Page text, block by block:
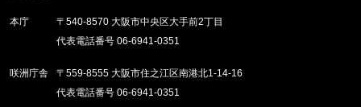
本庁
〒540-8570 大阪市中央区大手前2丁目
代表電話番号 06-6941-0351
咲洲庁舎
〒559-8555 大阪市住之江区南港北1-14-16
代表電話番号 06-6941-0351